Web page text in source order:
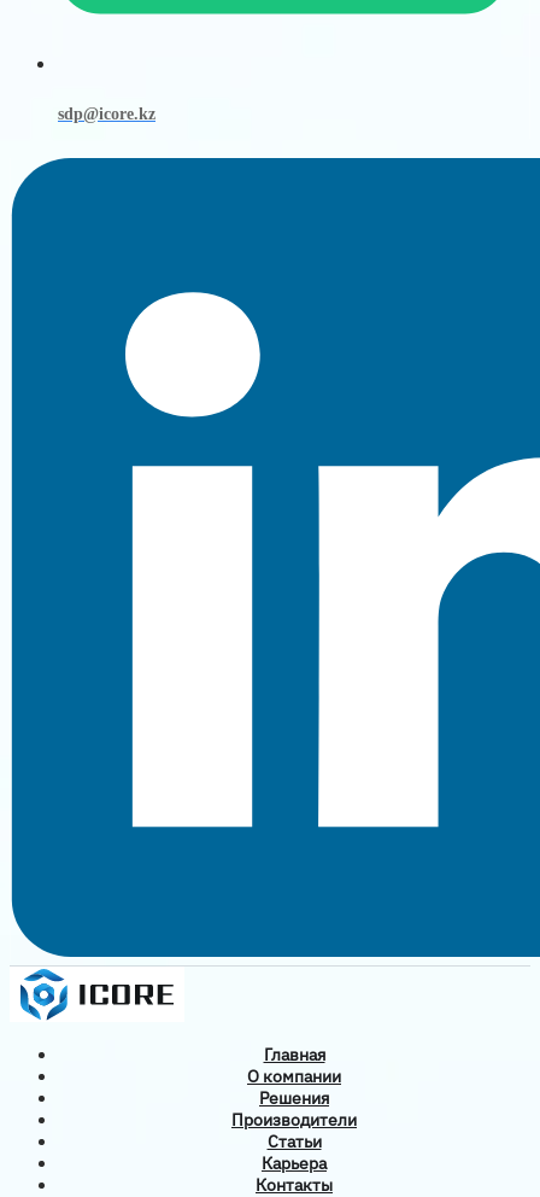
sdp@icore.kz
Главная
О компании
Решения
Производители
Статьи
Карьера
Контакты